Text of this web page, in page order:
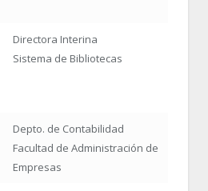
Directora Interina
Sistema de Bibliotecas
Depto. de Contabilidad
Facultad de Administración de
Empresas